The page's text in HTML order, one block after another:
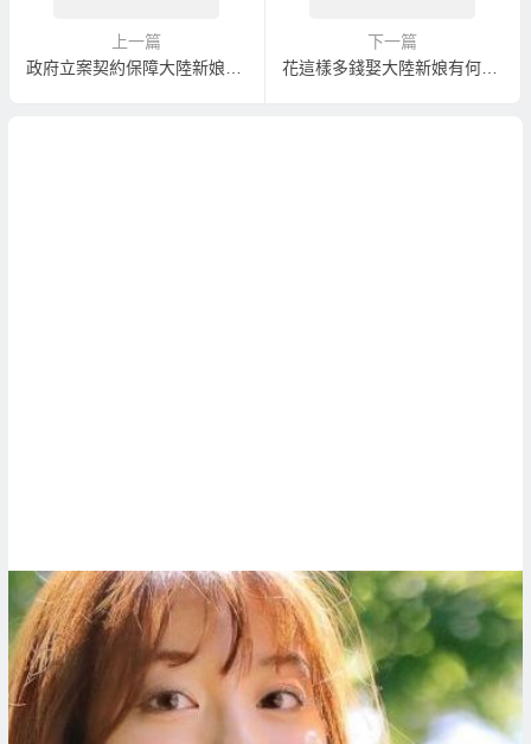
上一篇
下一篇
花這樣多錢娶大陸新娘有何保障？大陸新娘跑掉或離婚包賠包換？